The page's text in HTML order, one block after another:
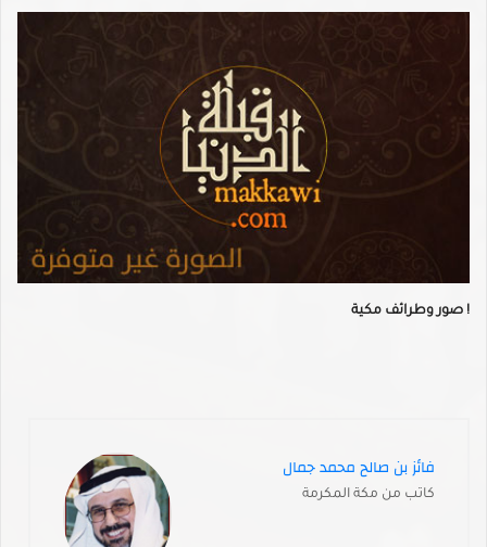
صور وطرائف مكية !
فائز بن صالح محمد جمال
كاتب من مكة المكرمة